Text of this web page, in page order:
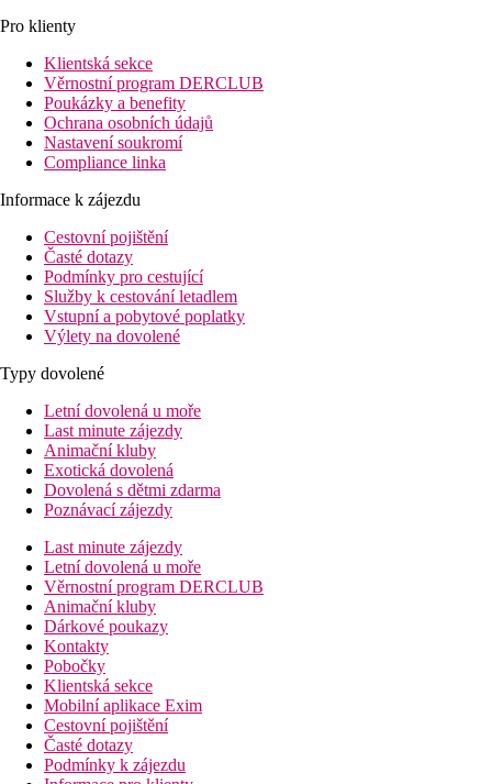
Pro klienty
Klientská sekce
Věrnostní program DERCLUB
Poukázky a benefity
Ochrana osobních údajů
Nastavení soukromí
Compliance linka
Informace k zájezdu
Cestovní pojištění
Časté dotazy
Podmínky pro cestující
Služby k cestování letadlem
Vstupní a pobytové poplatky
Výlety na dovolené
Typy dovolené
Letní dovolená u moře
Last minute zájezdy
Animační kluby
Exotická dovolená
Dovolená s dětmi zdarma
Poznávací zájezdy
Last minute zájezdy
Letní dovolená u moře
Věrnostní program DERCLUB
Animační kluby
Dárkové poukazy
Kontakty
Pobočky
Klientská sekce
Mobilní aplikace Exim
Cestovní pojištění
Časté dotazy
Podmínky k zájezdu